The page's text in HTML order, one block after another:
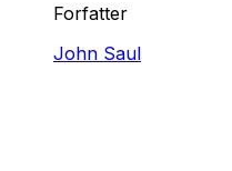
Forfatter
John Saul